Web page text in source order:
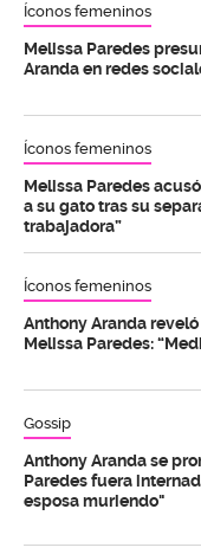
Íconos femeninos
Melissa Paredes
Aranda en redes
Íconos femeninos
Melissa Paredes
a su gato tras su
trabajadora”
Íconos femeninos
Anthony Aranda
Melissa Paredes:
Gossip
Anthony Aranda se
Paredes fuera
esposa muriendo"